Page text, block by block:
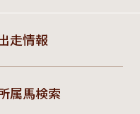
走情報
属馬検索